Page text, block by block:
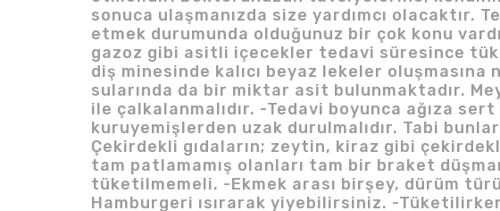
sonuca ulaşmanızda size yardımcı
etmek durumunda olduğunuz bir çok konu
gazoz gibi asitli içecekler tedavi süresince
diş minesinde kalıcı beyaz lekeler
sularında da bir miktar asit bulunmaktadır.
ile çalkalanmalıdır. -Tedavi boyunca ağıza
kuruyemişlerden uzak durulmalıdır. Tabi
Çekirdekli gıdaların; zeytin, kiraz gibi
tam patlamamış olanları tam bir braket
tüketilmemeli. -Ekmek arası birşey, dürüm
Hamburgeri ısırarak yiyebilirsiniz. -